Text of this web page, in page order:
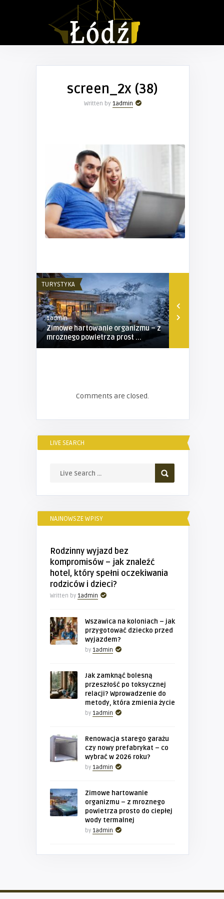
screen_2x (38)
Written by 1admin
TURYSTYKA
1admin
Zimowe hartowanie organizmu – z
mroznego powietrza prost ...
Comments are closed.
LIVE SEARCH
NAJNOWSZE WPISY
Rodzinny wyjazd bez
kompromisów – jak znaleźć
hotel, który spełni oczekiwania
rodziców i dzieci?
Written by 1admin
Wszawica na koloniach – jak
przygotować dziecko przed
wyjazdem?
by 1admin
Jak zamknąć bolesną
przeszłość po toksycznej
relacji? Wprowadzenie do
metody, która zmienia życie
by 1admin
Renowacja starego garażu
czy nowy prefabrykat – co
wybrać w 2026 roku?
by 1admin
Zimowe hartowanie
organizmu – z mroznego
powietrza prosto do ciepłej
wody termalnej
by 1admin